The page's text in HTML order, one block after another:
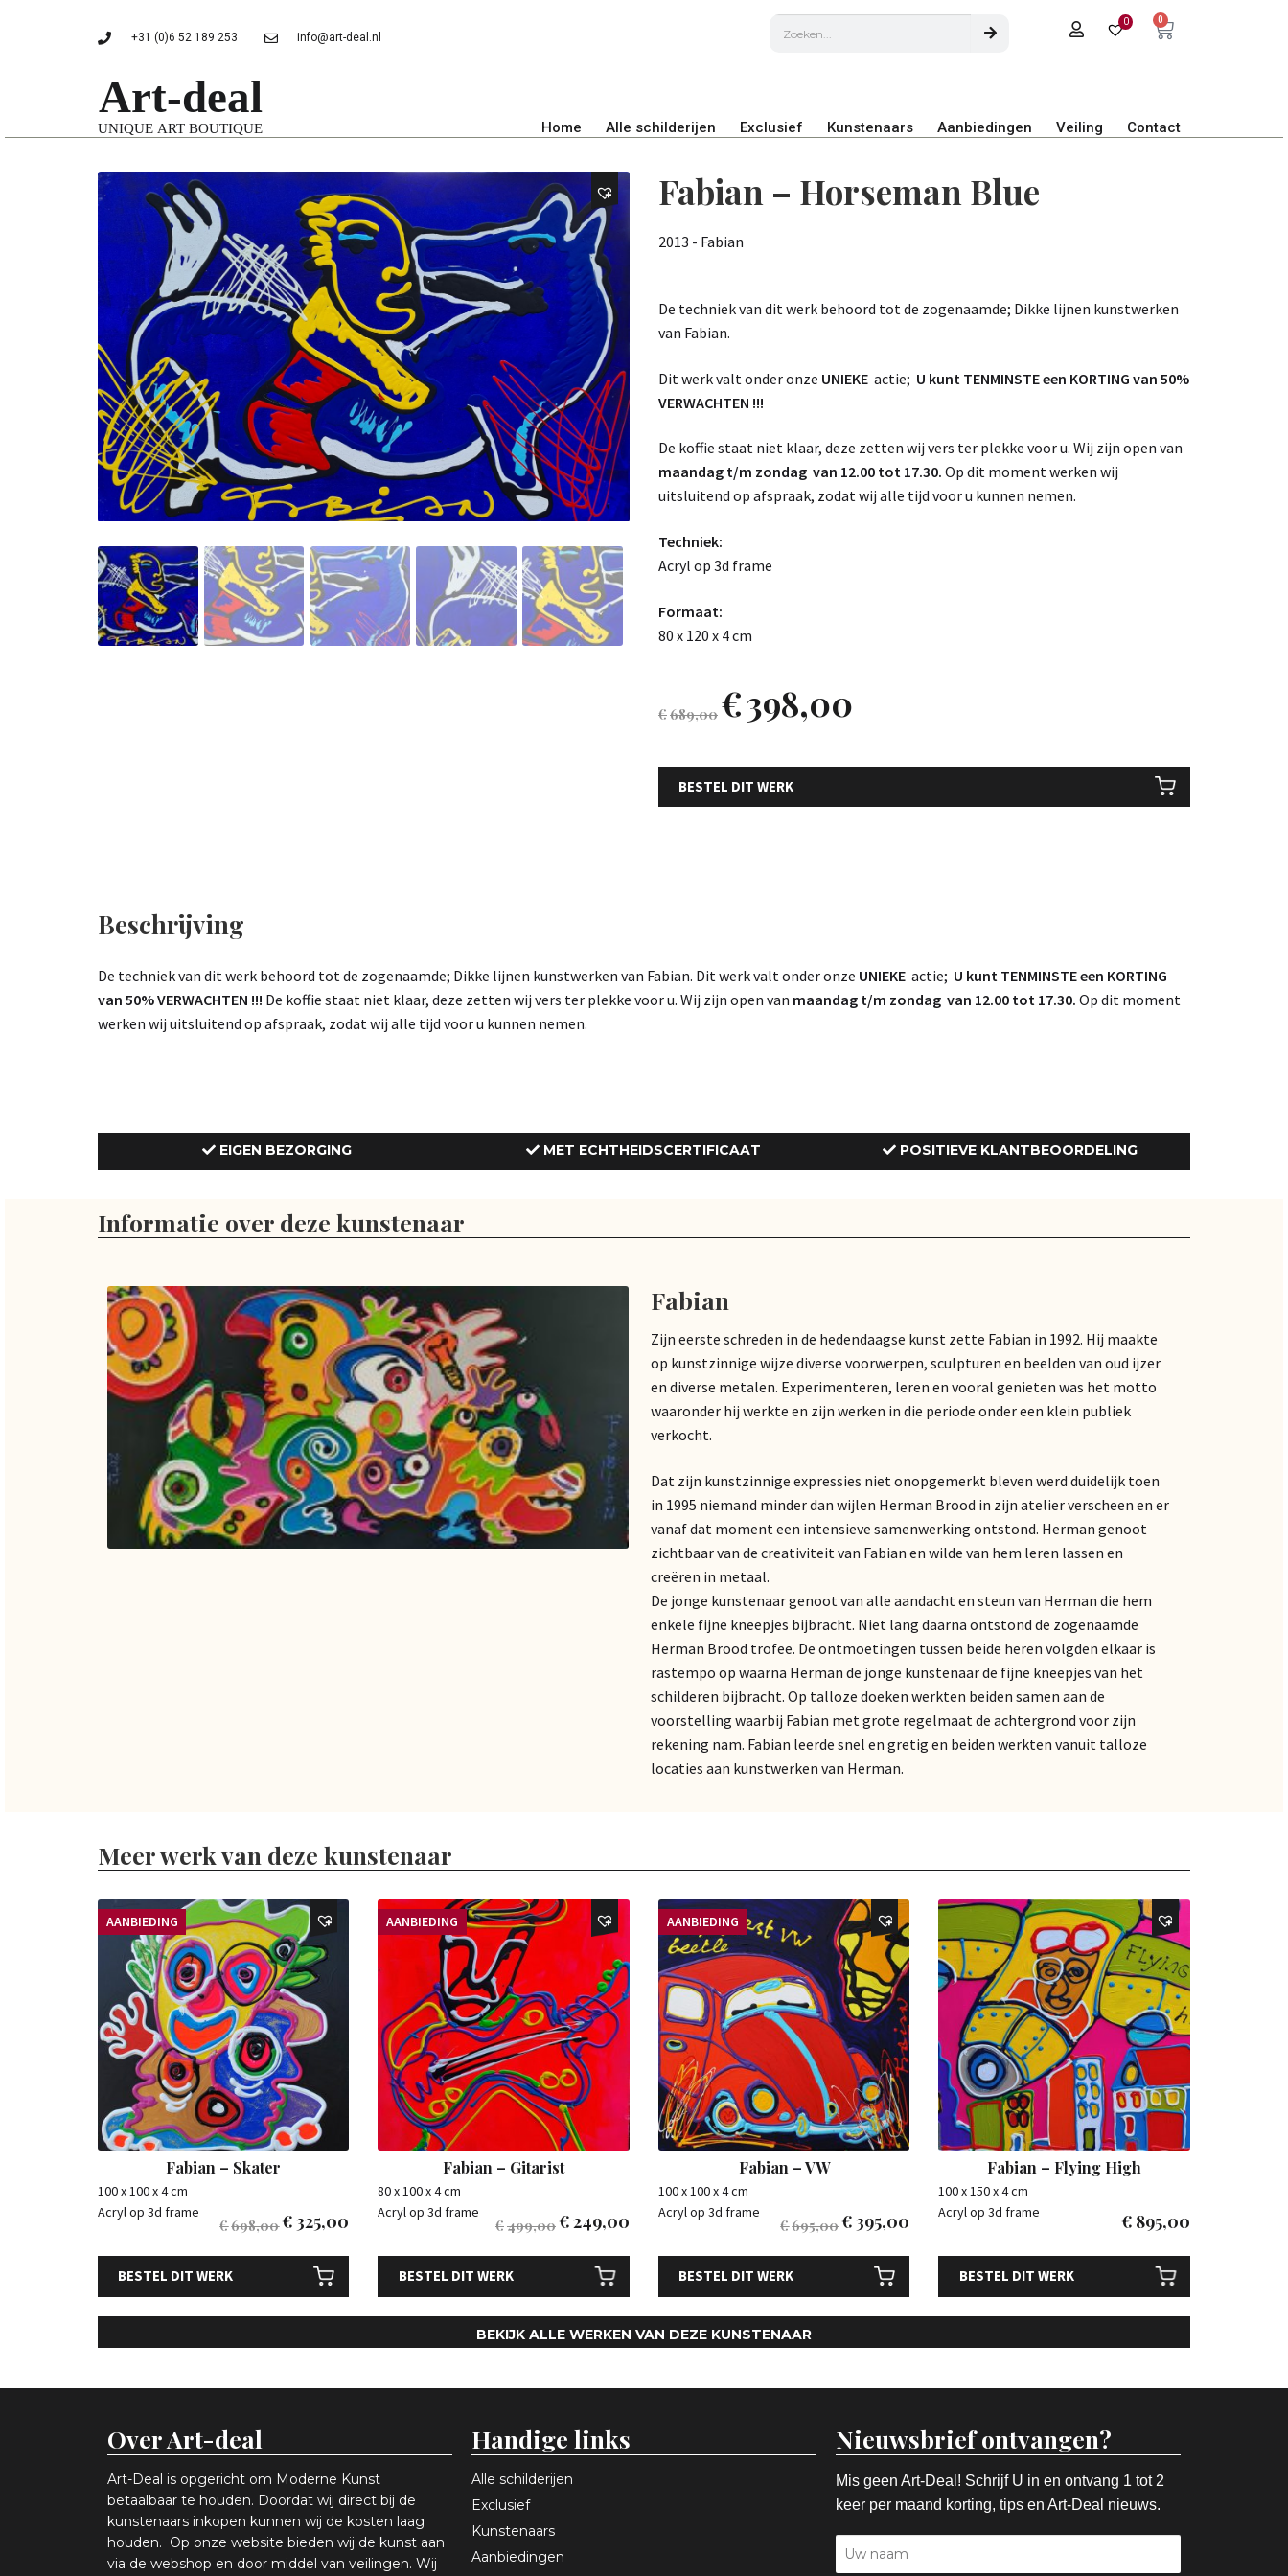
+31 (0)6 52 189 253 info@art-deal.nl
0 0
Home Alle schilderijen Exclusief Kunstenaars Aanbiedingen Veiling Contact
Fabian – Horseman Blue
2013 - Fabian
De techniek van dit werk behoord tot de zogenaamde; Dikke lijnen kunstwerken
van Fabian.
Dit werk valt onder onze UNIEKEactie; U kunt TENMINSTE een KORTING van 50%
VERWACHTEN !!!
De koffie staat niet klaar, deze zetten wij vers ter plekke voor u. Wij zijn open van
maandag t/m zondag van 12.00 tot 17.30. Op dit moment werken wij
uitsluitend op afspraak, zodat wij alle tijd voor u kunnen nemen.
Techniek:
Acryl op 3d frame
Formaat:
80 x 120 x 4 cm
€689,00 €398,00
BESTEL DIT WERK
Beschrijving
De techniek van dit werk behoord tot de zogenaamde; Dikke lijnen kunstwerken van Fabian. Dit werk valt onder onze UNIEKEactie; U kunt TENMINSTE een KORTING
van 50% VERWACHTEN !!! De koffie staat niet klaar, deze zetten wij vers ter plekke voor u. Wij zijn open van maandag t/m zondag van 12.00 tot 17.30. Op dit moment
werken wij uitsluitend op afspraak, zodat wij alle tijd voor u kunnen nemen.
EIGEN BEZORGING MET ECHTHEIDSCERTIFICAAT POSITIEVE KLANTBEOORDELING
Informatie over deze kunstenaar
Fabian
Zijn eerste schreden in de hedendaagse kunst zette Fabian in 1992. Hij maakte
op kunstzinnige wijze diverse voorwerpen, sculpturen en beelden van oud ijzer
en diverse metalen. Experimenteren, leren en vooral genieten was het motto
waaronder hij werkte en zijn werken in die periode onder een klein publiek
verkocht.
Dat zijn kunstzinnige expressies niet onopgemerkt bleven werd duidelijk toen
in 1995 niemand minder dan wijlen Herman Brood in zijn atelier verscheen en er
vanaf dat moment een intensieve samenwerking ontstond. Herman genoot
zichtbaar van de creativiteit van Fabian en wilde van hem leren lassen en
creëren in metaal.
De jonge kunstenaar genoot van alle aandacht en steun van Herman die hem
enkele fijne kneepjes bijbracht. Niet lang daarna ontstond de zogenaamde
Herman Brood trofee. De ontmoetingen tussen beide heren volgden elkaar is
rastempo op waarna Herman de jonge kunstenaar de fijne kneepjes van het
schilderen bijbracht. Op talloze doeken werkten beiden samen aan de
voorstelling waarbij Fabian met grote regelmaat de achtergrond voor zijn
rekening nam. Fabian leerde snel en gretig en beiden werkten vanuit talloze
locaties aan kunstwerken van Herman.
Meer werk van deze kunstenaar
AANBIEDING
Fabian – Skater
100 x 100 x 4 cm
Acryl op 3d frame
€698,00€ 325,00
BESTEL DIT WERK
AANBIEDING
Fabian – Gitarist
80 x 100 x 4 cm
Acryl op 3d frame
€499,00€249,00
BESTEL DIT WERK
AANBIEDING
Fabian – VW
100 x 100 x 4 cm
Acryl op 3d frame
€695,00€ 395,00
BESTEL DIT WERK
Fabian – Flying High
100 x 150 x 4 cm
Acryl op 3d frame
€ 895,00
BESTEL DIT WERK
BEKIJK ALLE WERKEN VAN DEZE KUNSTENAAR
Over Art-deal
Art-Deal is opgericht om Moderne Kunst
betaalbaar te houden. Doordat wij direct bij de
kunstenaars inkopen kunnen wij de kosten laag
houden. Op onze website bieden wij de kunst aan
via de webshop en door middel van veilingen. Wij
Handige links
Alle schilderijen
Exclusief
Kunstenaars
Aanbiedingen
Nieuwsbrief ontvangen?
Mis geen Art-Deal! Schrijf U in en ontvang 1 tot 2
keer per maand korting, tips en Art-Deal nieuws.